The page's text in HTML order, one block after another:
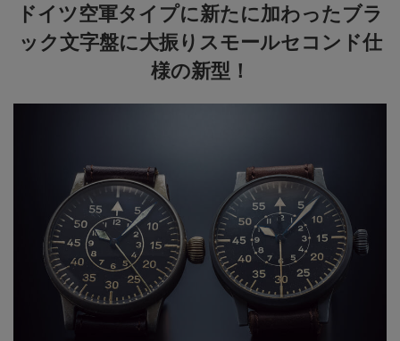
ドイツ空軍タイプに新たに加わったブラ
ック文字盤に大振りスモールセコンド仕
様の新型！